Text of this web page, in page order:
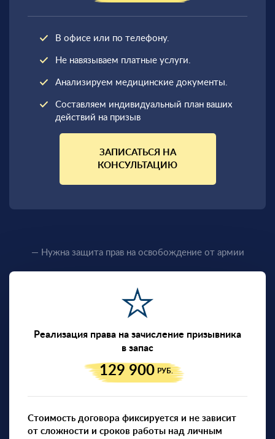
В офисе или по телефону.
Не навязываем платные услуги.
Анализируем медицинские документы.
Составляем индивидуальный план ваших
действий на призыв
ЗАПИСАТЬСЯ НА
КОНСУЛЬТАЦИЮ
— Нужна защита прав на освобождение от армии
Реализация права на зачисление призывника
в запас
129 900 РУБ.
Стоимость договора фиксируется и не зависит
от сложности и сроков работы над личным